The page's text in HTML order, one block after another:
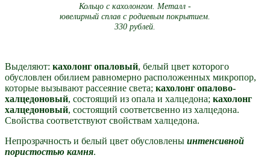
Кольцо с кахолонгом. Металл -
ювелирный сплав с родиевым покрытием.
330 рублей.
Выделяют: кахолонг опаловый, белый цвет которого
обусловлен обилием равномерно расположенных микропор,
которые вызывают рассеяние света; кахолонг опалово-
халцедоновый, состоящий из опала и халцедона; кахолонг
халцедоновый, состоящий соответсвенно из халцедона.
Свойства соответствуют свойствам халцедона.
Непрозрачность и белый цвет обусловлены интенсивной
пористостью камня.